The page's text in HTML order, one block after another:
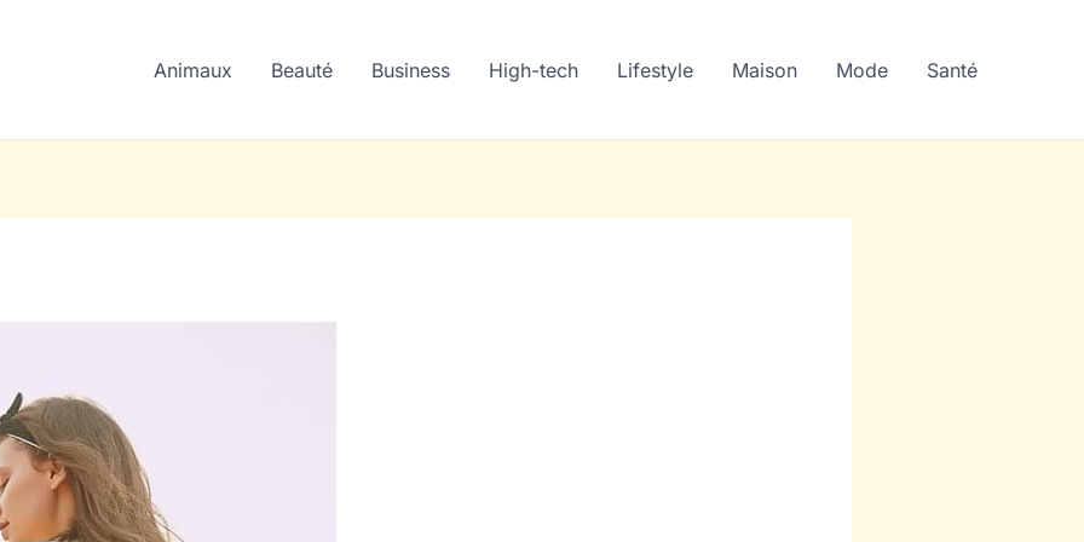
Animaux Beauté Business High-tech Lifestyle Maison Mode Santé